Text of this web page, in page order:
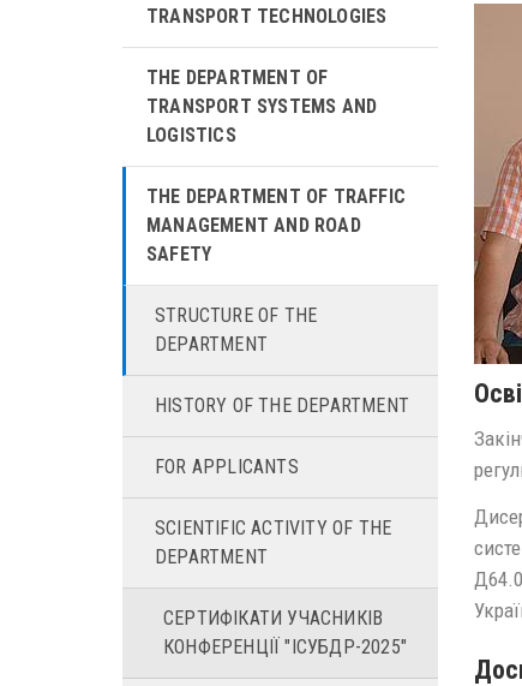
TRANSPORT TECHNOLOGIES
THE DEPARTMENT OF
TRANSPORT SYSTEMS AND
LOGISTICS
THE DEPARTMENT OF TRAFFIC
MANAGEMENT AND ROAD
SAFETY
STRUCTURE OF THE
DEPARTMENT
HISTORY OF THE DEPARTMENT
FOR APPLICANTS
SCIENTIFIC ACTIVITY OF THE
DEPARTMENT
СЕРТИФІКАТИ УЧАСНИКІВ
КОНФЕРЕНЦІЇ "ІСУБДР-2025"